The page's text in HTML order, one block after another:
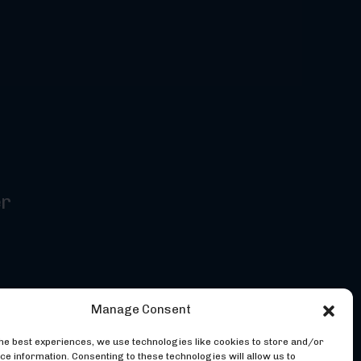
Manage Consent
best experiences, we use technologies like cookies to store and/or
information. Consenting to these technologies will allow us to